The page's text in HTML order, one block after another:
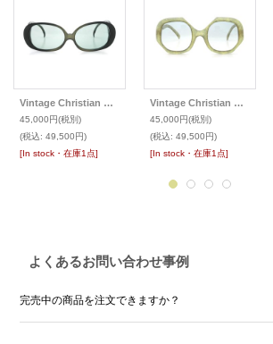
Vintage Christian Dior クリスチャンディオール・ヴィンテージ 1970s サングラス
45,000円(税別)
(税込: 49,500円)
[In stock・在庫1点]
Vintage Christian Dior クリスチャンディオール・ヴィンテージ 1970s サングラス
45,000円(税別)
(税込: 49,500円)
[In stock・在庫1点]
よくあるお問い合わせ事例
完売中の商品を注文できますか？